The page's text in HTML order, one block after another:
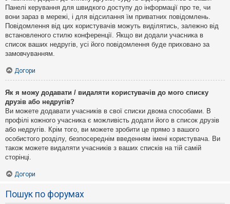
Панелі керування для швидкого доступу до інформації про те, чи
вони зараз в мережі, і для відсилання їм приватних повідомлень.
Повідомлення від цих користувачів можуть виділятись, залежно від
встановленого стилю конференції. Якщо ви додали учасника в
список ваших недругів, усі його повідомлення буде приховано за
замовчуванням.
Догори
Як я можу додавати / видаляти користувачів до мого списку
друзів або недругів?
Ви можете додавати учасників в свої списки двома способами. В
профілі кожного учасника є можливість додати його в список друзів
або недругів. Крім того, ви можете зробити це прямо з вашого
особистого розділу, безпосереднім введенням імені користувача. Ви
також можете видаляти учасників з ваших списків на тій самій
сторінці.
Догори
Пошук по форумах